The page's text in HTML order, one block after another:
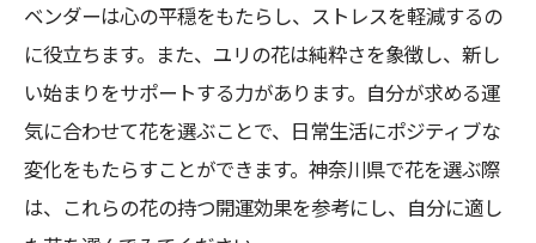
ベンダーは心の平穏をもたらし、ストレスを軽減するの
に役立ちます。また、ユリの花は純粋さを象徴し、新し
い始まりをサポートする力があります。自分が求める運
気に合わせて花を選ぶことで、日常生活にポジティブな
変化をもたらすことができます。神奈川県で花を選ぶ際
は、これらの花の持つ開運効果を参考にし、自分に適し